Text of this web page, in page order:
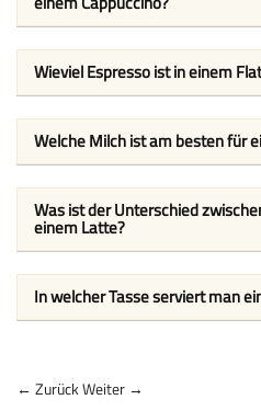
Wieviel Espresso ist in einem
Welche Milch ist am besten für
Was ist der Unterschied
einem Latte?
In welcher Tasse serviert man
← ZurückWeiter →